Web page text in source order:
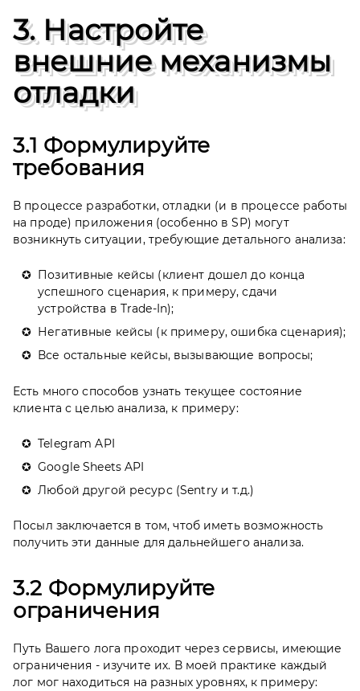
3. Настройте
внешние механизмы
отладки
3.1 Формулируйте
требования
В процессе разработки, отладки (и в процессе работы
на проде) приложения (особенно в SP) могут
возникнуть ситуации, требующие детального анализа:
Позитивные кейсы (клиент дошел до конца
успешного сценария, к примеру, сдачи
устройства в Trade-In);
Негативные кейсы (к примеру, ошибка сценария);
Все остальные кейсы, вызывающие вопросы;
Есть много способов узнать текущее состояние
клиента с целью анализа, к примеру:
Telegram API
Google Sheets API
Любой другой ресурс (Sentry и т.д.)
Посыл заключается в том, чтоб иметь возможность
получить эти данные для дальнейшего анализа.
3.2 Формулируйте
ограничения
Путь Вашего лога проходит через сервисы, имеющие
ограничения - изучите их. В моей практике каждый
лог мог находиться на разных уровнях, к примеру: